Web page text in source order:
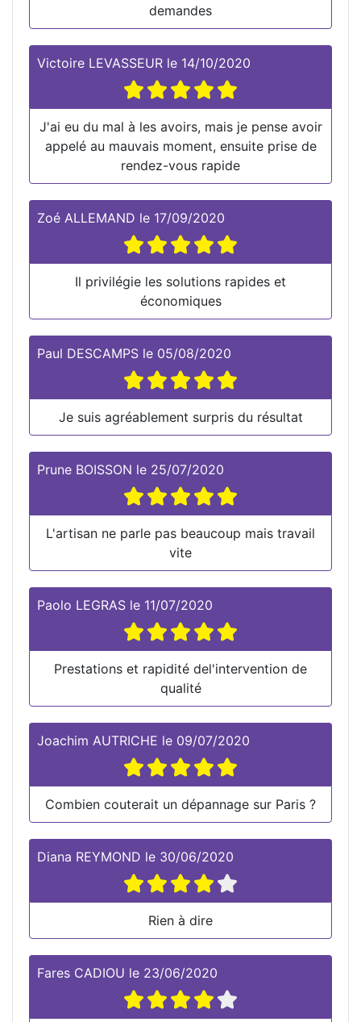
demandes
Victoire LEVASSEUR le 14/10/2020
J'ai eu du mal à les avoirs, mais je pense avoir
appelé au mauvais moment, ensuite prise de
rendez-vous rapide
Zoé ALLEMAND le 17/09/2020
Il privilégie les solutions rapides et
économiques
Paul DESCAMPS le 05/08/2020
Je suis agréablement surpris du résultat
Prune BOISSON le 25/07/2020
L'artisan ne parle pas beaucoup mais travail
vite
Paolo LEGRAS le 11/07/2020
Prestations et rapidité del'intervention de
qualité
Joachim AUTRICHE le 09/07/2020
Combien couterait un dépannage sur Paris ?
Diana REYMOND le 30/06/2020
Rien à dire
Fares CADIOU le 23/06/2020